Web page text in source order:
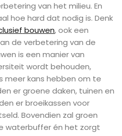
van het milieu. En
hoe hard dat nodig is. Denk
bouwen, ook een
de verbetering van de
is een manier van
wordt behouden,
meer kans hebben om te
er groene daken, tuinen en
er broeikassen voor
Bovendien zal groen
waterbuffer én het zorgt